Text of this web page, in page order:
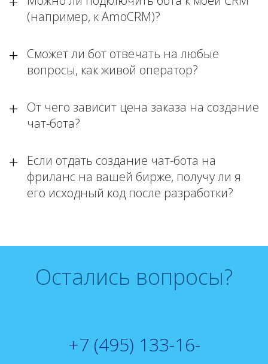
(например, к AmoCRM)?
Сможет ли бот отвечать на любые
вопросы, как живой оператор?
От чего зависит цена заказа на создание
чат-бота?
Если отдать создание чат-бота на
фриланс на вашей бирже, получу ли я
его исходный код после разработки?
Остались вопросы?
+7 (495) 133-16-